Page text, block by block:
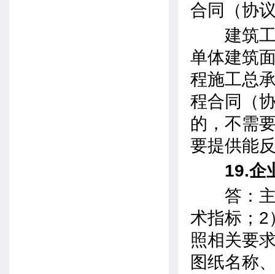
合同（协
建筑工
单体建筑
程施工总
程合同（
的，不需
要提供能
19.企业
答：主
术指标；2
照相关要
图纸名称